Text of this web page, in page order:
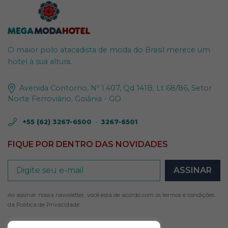
O maior polo atacadista de moda do Brasil merece um
hotel à sua altura.
Avenida Contorno, Nº 1.407, Qd 141B, Lt 68/86, Setor
Norte Ferroviário, Goiânia - GO
+55 (62) 3267-6500 • 3267-6501
FIQUE POR DENTRO DAS NOVIDADES
Ao assinar nossa newsletter, você está de acordo com os termos e condições
da Política de Privacidade.